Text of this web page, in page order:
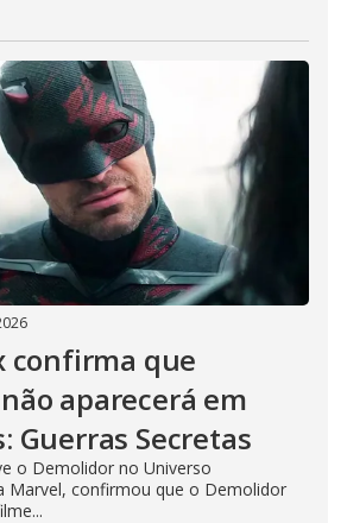
confirma que
aparecerá em
Guerras Secretas
o Demolidor no Universo
Marvel, confirmou que o Demolidor